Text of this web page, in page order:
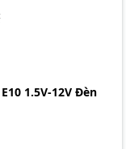
HY-
1.5V-12V Đèn